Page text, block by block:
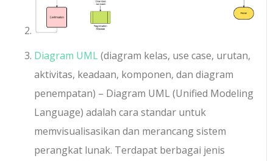
Diagram UML(diagram kelas, use case, urutan,
aktivitas, keadaan, komponen, dan diagram
penempatan) – Diagram UML (Unified Modeling
Language) adalah cara standar untuk
memvisualisasikan dan merancang sistem
perangkat lunak. Terdapat berbagai jenis